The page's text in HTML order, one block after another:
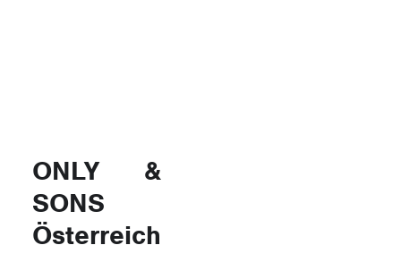
ONLY &
SONS
Österreich